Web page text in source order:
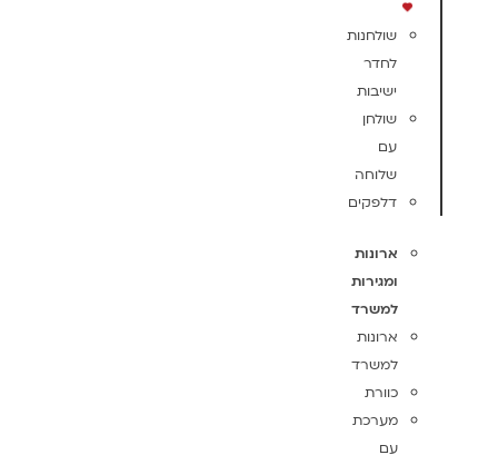
שולחנות
לחדר
ישיבות
שולחן
עם
שלוחה
דלפקים
ארונות
ומגירות
למשרד
ארונות
למשרד
כוורת
מערכת
עם